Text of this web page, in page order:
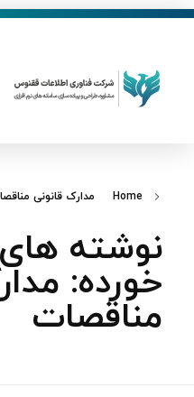
Home مدارک قانونی
نوشته
خورده:
مناقصات